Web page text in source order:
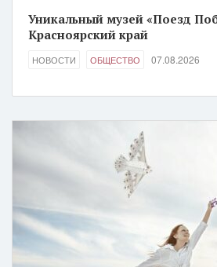
Уникальный музей «Поезд
Красноярский край
НОВОСТИ ОБЩЕСТВО 07.08.2026